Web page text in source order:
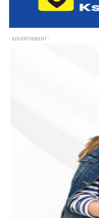
- ADVERTISEMENT -